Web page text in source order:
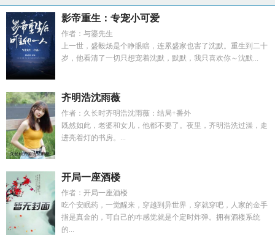
影帝重生：专宠小可爱
作者：与鎏先生
上一世，盛毅炀是个睁眼瞎，连累盛家也害了沈默。重生到二十
岁，他看清了一切只想宠着沈默，默默，我只喜欢你～沈默...
齐明浩沈雨薇
作者：久长时齐明浩沈雨薇：结局+番外
既然如此，老婆和女儿，他都不要了。夜里，齐明浩洗过澡，走
进亮着灯的书房。...
开局一座酒楼
作者：开局一座酒楼
吃个安眠药，一觉醒来，穿越到异世界，穿就穿吧，人家的金手
指是真金的，可自己的咋感觉就是个定时炸弹。拥有酒楼系统
的...